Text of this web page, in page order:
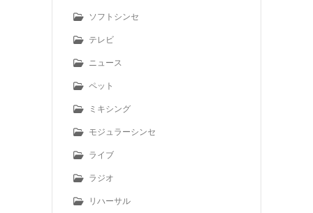
ソフトシンセ
テレビ
ニュース
ペット
ミキシング
モジュラーシンセ
ライブ
ラジオ
リハーサル